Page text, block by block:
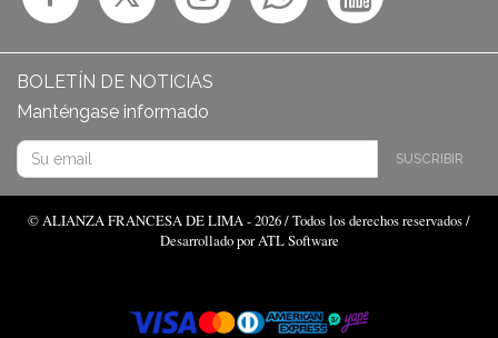
BOLETÍN DE NOTICIAS
Manténgase informado
SUSCRIBIR
© ALIANZA FRANCESA DE LIMA - 2026 / Todos los derechos reservados /
Desarrollado por ATL Software